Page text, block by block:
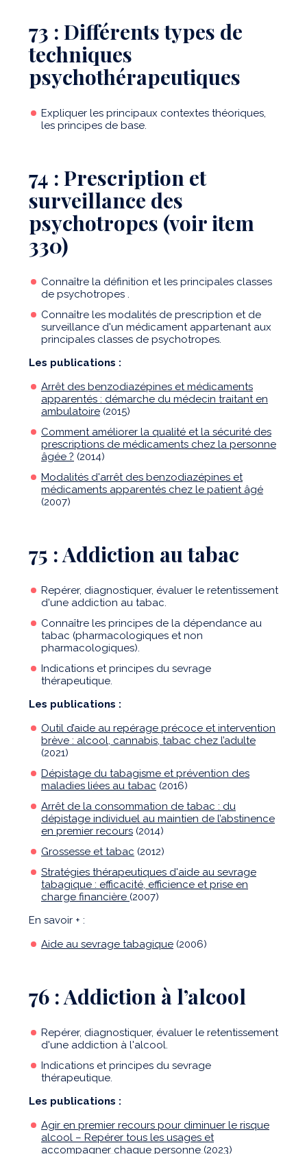
73 : Différents types de
techniques
psychothérapeutiques
Expliquer les principaux contextes théoriques,
les principes de base.
74 : Prescription et
surveillance des
psychotropes (voir item
330)
Connaître la définition et les principales classes
de psychotropes .
Connaître les modalités de prescription et de
surveillance d'un médicament appartenant aux
principales classes de psychotropes.
Les publications :
Arrêt des benzodiazépines et médicaments
apparentés : démarche du médecin traitant en
ambulatoire (2015)
Comment améliorer la qualité et la sécurité des
prescriptions de médicaments chez la personne
âgée ? (2014)
Modalités d'arrêt des benzodiazépines et
médicaments apparentés chez le patient âgé
(2007)
75 : Addiction au tabac
Repérer, diagnostiquer, évaluer le retentissement
d'une addiction au tabac.
Connaître les principes de la dépendance au
tabac (pharmacologiques et non
pharmacologiques).
Indications et principes du sevrage
thérapeutique.
Les publications :
Outil d’aide au repérage précoce et intervention
brève : alcool, cannabis, tabac chez l’adulte
(2021)
Dépistage du tabagisme et prévention des
maladies liées au tabac (2016)
Arrêt de la consommation de tabac : du
dépistage individuel au maintien de l’abstinence
en premier recours (2014)
Grossesse et tabac (2012)
Stratégies thérapeutiques d'aide au sevrage
tabagique : efficacité, efficience et prise en
charge financière (2007)
En savoir + :
Aide au sevrage tabagique (2006)
76 : Addiction à l’alcool
Repérer, diagnostiquer, évaluer le retentissement
d'une addiction à l'alcool.
Indications et principes du sevrage
thérapeutique.
Les publications :
Agir en premier recours pour diminuer le risque
alcool – Repérer tous les usages et
accompagner chaque personne (2023)